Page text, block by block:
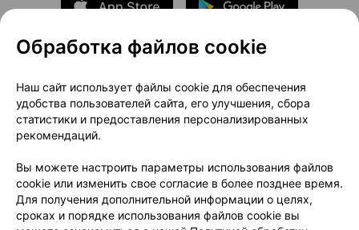
О проекте
Новости проекта
Размещение рекламы
Медицинский маркетинг
Публичный договор
Доставка
Способы оплаты
Вакансии
Партнеры
Написать руководителю 103.by
Написать в поддержку
Обработка файлов cookie
Наш сайт использует файлы cookie для обеспечения
удобства пользователей сайта, его улучшения, сбора
статистики и предоставления персонализированных
рекомендаций.
Вы можете настроить параметры использования файлов
cookie или изменить свое согласие в более позднее время.
Для получения дополнительной информации о целях,
сроках и порядке использования файлов cookie вы